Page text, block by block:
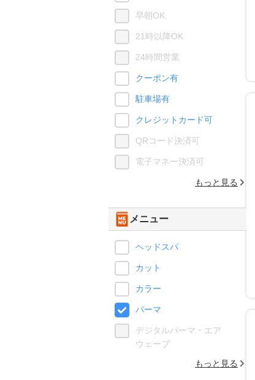
早朝OK
21時以降OK
24時間営業
クーポン有
駐車場有
クレジットカード可
QRコード決済可
電子マネー決済可
もっと見る
メニュー
ヘッドスパ
カット
カラー
パーマ
デジタルパーマ・エア
ウェーブ
もっと見る